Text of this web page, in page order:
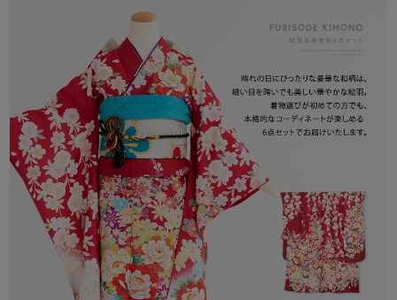
《着物》 適応身長フリーサイズ
身丈:約168cm / 袖丈:約108cm / 裄丈:約68cm / 前幅:約25cm / 後
幅:約30cm / 衽:約15cm
《袋帯》 約31cm × 約3m48cm
《正絹帯揚げ》 約20cm × 約122cm
《帯締め》 約1cm × 約170cm
《伊達衿》 約5.5cm × 約121cm
《襦袢》 着物にあったサイズの専用襦袢をお付けします
素材：
着物・帯・襦袢 ポリエステル100%
生産：
中国
宅配便
[取り扱いについて]
商品付属のタグに沿ってお取り扱い下さい。